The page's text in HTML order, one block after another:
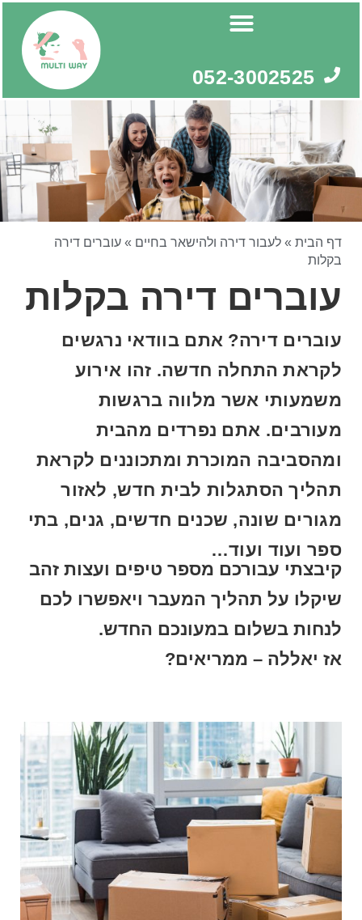
052-3002525
דף הבית » לעבור דירה ולהישאר בחיים » עוברים דירה
בקלות
עוברים דירה בקלות
עוברים דירה? אתם בוודאי נרגשים
לקראת התחלה חדשה. זהו אירוע
משמעותי אשר מלווה ברגשות
מעורבים. אתם נפרדים מהבית
ומהסביבה המוכרת ומתכוננים לקראת
תהליך הסתגלות לבית חדש, לאזור
מגורים שונה, שכנים חדשים, גנים, בתי
ספר ועוד ועוד…
קיבצתי עבורכם מספר טיפים ועצות זהב
שיקלו על תהליך המעבר ויאפשרו לכם
לנחות בשלום במעונכם החדש.
אז יאללה – ממריאים?